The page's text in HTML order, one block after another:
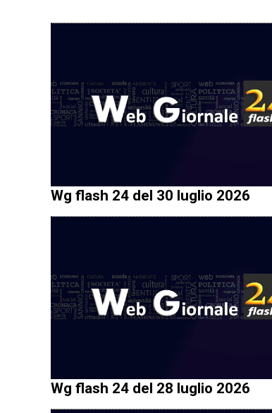
Wg flash 24 del 30 luglio 2026
Wg flash 24 del 28 luglio 2026